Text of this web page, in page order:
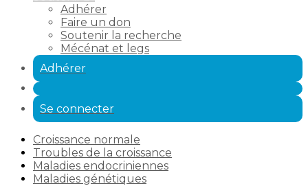
Adhérer
Faire un don
Soutenir la recherche
Mécénat et legs
Adhérer
Se connecter
Croissance normale
Troubles de la croissance
Maladies endocriniennes
Maladies génétiques